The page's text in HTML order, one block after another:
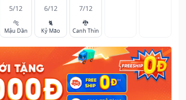
5/12
🐅
Mậu Dần
6/12
🐈
Kỷ Mão
7/12
🐉
Canh Thìn